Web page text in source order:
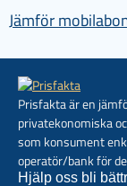
Jämför
Prisfakta är en
privatekonomiska
som konsument
operatör/bank för
Hjälp oss bli